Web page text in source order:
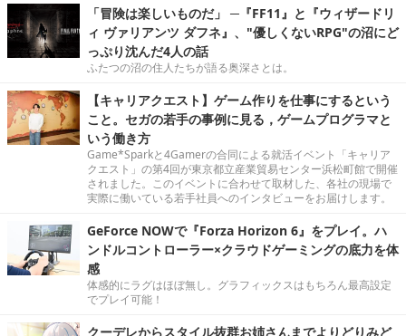
「冒険は楽しいものだ」 ─『FF11』と『ウィザードリ
ィ ヴァリアンツ ダフネ』、"優しくないRPG"の沼にど
っぷり沈んだ4人の話
ふたつの沼の住人たちが語る奥深さとは。
【キャリアクエスト】ゲーム作りを仕事にするという
こと。セガの若手の事例に見る，ゲームプログラマと
いう働き方
Game*Sparkと4Gamerの合同による就活イベント「キャリア
クエスト」の第4回が東京都立産業貿易センター浜松町館で開催
されました。このイベントに合わせて取材した、各社の現場で
実際に働いている若手社員へのインタビューをお届けします。
GeForce NOWで『Forza Horizon 6』をプレイ。ハ
ンドルコントローラー×クラウドゲーミングの底力を体
感
体感的にラグはほぼ無し。グラフィックスはもちろん最高設定
でプレイ可能！
クーデレからスタイル抜群お姉さんまでよりどりみど